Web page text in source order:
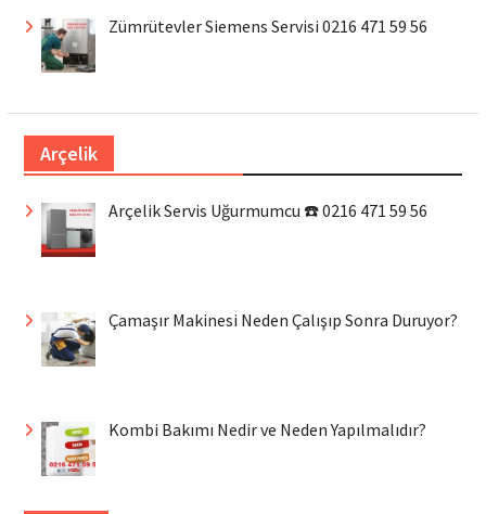
Zümrütevler Siemens Servisi 0216 471 59 56
Arçelik
Arçelik Servis Uğurmumcu ☎️ 0216 471 59 56
Çamaşır Makinesi Neden Çalışıp Sonra Duruyor?
Kombi Bakımı Nedir ve Neden Yapılmalıdır?